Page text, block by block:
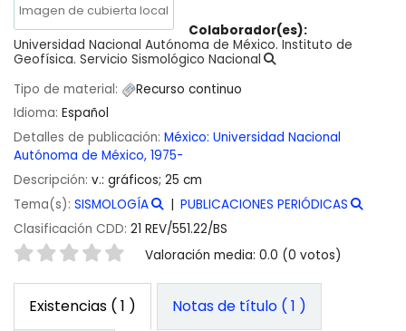
Imagen de cubierta local
Colaborador(es):
Universidad Nacional Autónoma de México. Instituto de
Geofísica. Servicio Sismológico Nacional
Tipo de material:
Recurso continuo
Idioma: Español
Detalles de publicación: México: Universidad Nacional
Autónoma de México, 1975-
Descripción: v.: gráficos; 25 cm
Tema(s): SISMOLOGÍA
PUBLICACIONES PERIÓDICAS
Clasificación CDD: 21 REV/551.22/BS
Valoración Valoración media: 0.0 (0 votos)
Existencias ( 1 ) Notas de título ( 1 )